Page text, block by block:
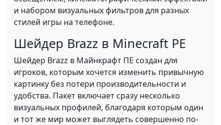
и набором визуальных фильтров для разных
стилей игры на телефоне.
Шейдер Brazz в Minecraft PE
Шейдер Brazz в Майнкрафт ПЕ создан для
игроков, которым хочется изменить привычную
картинку без потери производительности и
удобства. Пакет включает сразу несколько
визуальных профилей, благодаря которым один
и тот же мир может выглядеть совершенно по-